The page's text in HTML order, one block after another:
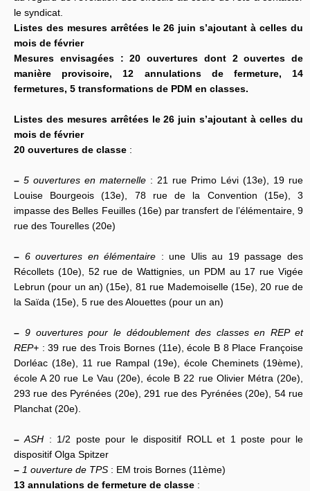
le syndicat.
Listes des mesures arrêtées le 26 juin s’ajoutant à celles du
mois de février
Mesures envisagées : 20 ouvertures dont 2 ouvertes de
manière provisoire, 12 annulations de fermeture, 14
fermetures, 5 transformations de PDM en classes.
Listes des mesures arrêtées le 26 juin s’ajoutant à celles du
mois de février
20 ouvertures de classe :
– 5 ouvertures en maternelle : 21 rue Primo Lévi (13e), 19 rue
Louise Bourgeois (13e), 78 rue de la Convention (15e), 3
impasse des Belles Feuilles (16e) par transfert de l’élémentaire, 9
rue des Tourelles (20e)
– 6 ouvertures en élémentaire : une Ulis au 19 passage des
Récollets (10e), 52 rue de Wattignies, un PDM au 17 rue Vigée
Lebrun (pour un an) (15e), 81 rue Mademoiselle (15e), 20 rue de
la Saïda (15e), 5 rue des Alouettes (pour un an)
– 9 ouvertures pour le dédoublement des classes en REP et
REP+ : 39 rue des Trois Bornes (11e), école B 8 Place Françoise
Dorléac (18e), 11 rue Rampal (19e), école Cheminets (19ème),
école A 20 rue Le Vau (20e), école B 22 rue Olivier Métra (20e),
293 rue des Pyrénées (20e), 291 rue des Pyrénées (20e), 54 rue
Planchat (20e).
– ASH : 1/2 poste pour le dispositif ROLL et 1 poste pour le
dispositif Olga Spitzer
– 1 ouverture de TPS : EM trois Bornes (11ème)
13 annulations de fermeture de classe :